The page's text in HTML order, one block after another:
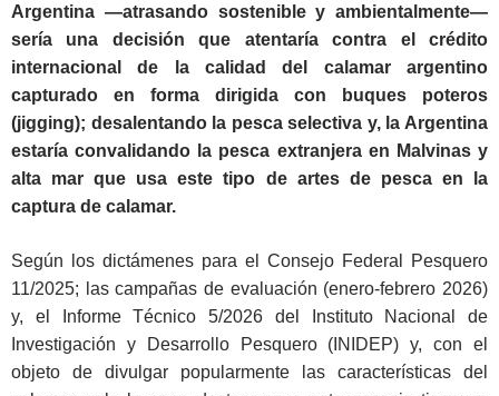
Argentina ―atrasando sostenible y ambientalmente―
sería una decisión que atentaría contra el crédito
internacional de la calidad del calamar argentino
capturado en forma dirigida con buques poteros
(jigging); desalentando la pesca selectiva y, la Argentina
estaría convalidando la pesca extranjera en Malvinas y
alta mar que usa este tipo de artes de pesca en la
captura de calamar.
Según los dictámenes para el Consejo Federal Pesquero
11/2025; las campañas de evaluación (enero-febrero 2026)
y, el Informe Técnico 5/2026 del Instituto Nacional de
Investigación y Desarrollo Pesquero (INIDEP) y, con el
objeto de divulgar popularmente las características del